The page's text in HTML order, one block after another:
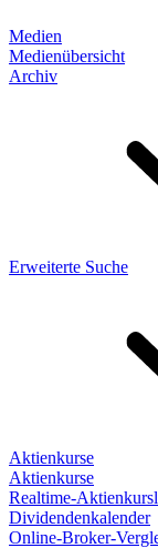
Medien
Medienübersicht
Archiv
Erweiterte Suche
Aktienkurse
Aktienkurse
Realtime-
Dividendenkalender
Online-Broker-